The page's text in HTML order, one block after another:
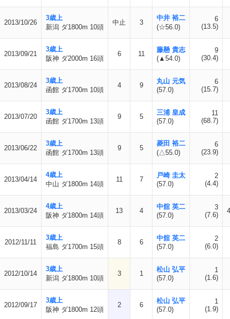
2013/10/26
3歳上
新潟 ダ1800m 10頭
中止 3
中井 裕二
(☆56.0)
6
(13.5)
2013/09/21
3歳上
阪神 ダ2000m 16頭
6 11
藤懸 貴志
(▲54.0)
9
(30.4)
2013/08/24
3歳上
函館 ダ1700m 10頭
4 9
丸山 元気
(57.0)
6
(15.7)
2013/07/20
3歳上
函館 ダ1700m 13頭
9 5
三浦 皇成
(57.0)
11
(68.7)
2013/06/22
3歳上
函館 ダ1700m 13頭
9 5
菱田 裕二
(△55.0)
6
(23.9)
2013/04/14
4歳上
中山 ダ1800m 14頭
11 7
戸崎 圭太
(57.0)
2
(4.4)
2013/03/24
4歳上
阪神 ダ1800m 14頭
13 4
中舘 英二
(57.0)
3
(7.6)
2012/11/11
3歳上
福島 ダ1700m 15頭
8 6
中舘 英二
(57.0)
2
(6.0)
2012/10/14
3歳上
新潟 ダ1800m 10頭
3 1
松山 弘平
(57.0)
1
(1.6)
2012/09/17
3歳上
阪神 ダ1800m 12頭
2 6
松山 弘平
(57.0)
1
(1.9)